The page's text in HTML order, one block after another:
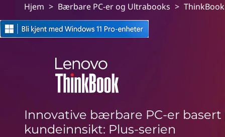
o
o
e
d
Hjem > Bærbare PC-er og Ultrabooks > ThinkBook
Innovative bærbare PC-er basert
kundeinnsikt: Plus-serien